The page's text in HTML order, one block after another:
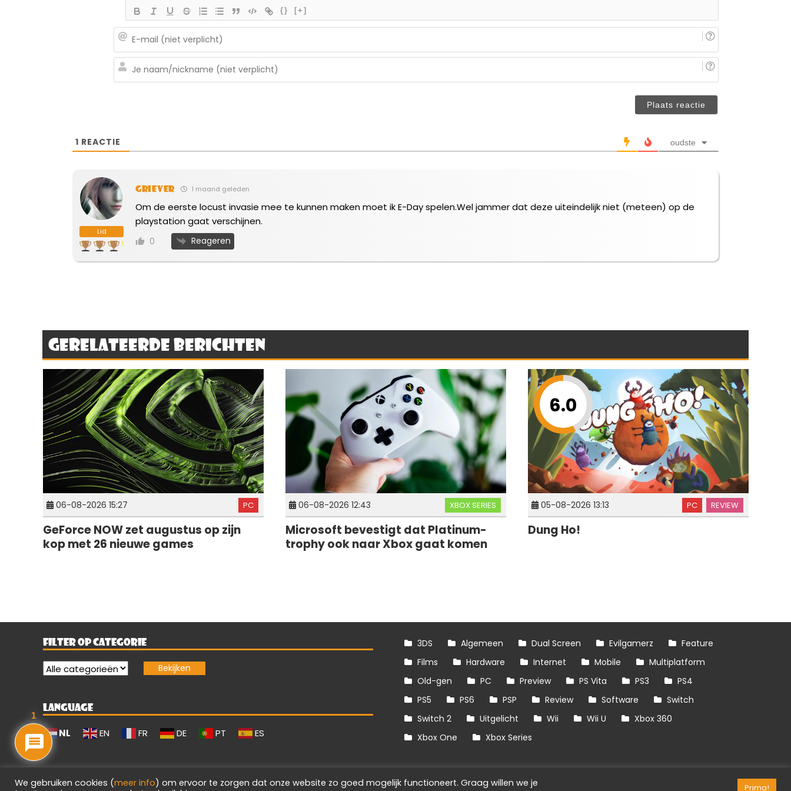
{} [+]
(niet
1 REACTIE oudste
Lid
Griever 1 maand geleden
Om de eerste locust invasie mee te kunnen maken moet ik E-Day spelen.Wel jammer dat deze uiteindelijk niet (meteen) op de
playstation gaat verschijnen.
0 Reageren
Gerelateerde berichten
06-08-2026 15:27 PC
GeForce NOW zet augustus op zijn
kop met 26 nieuwe games
06-08-2026 12:43 XBOX SERIES
Microsoft bevestigt dat Platinum-
trophy ook naar Xbox gaat komen
6.0
05-08-2026 13:13 PC REVIEW
Dung Ho!
FILTER OP CATEGORIE
LANGUAGE
NL EN FR DE PT ES
3DS Algemeen Dual Screen Evilgamerz
Feature
Films
Hardware Internet Mobile
Multiplatform
Old-gen
PC Preview PS Vita PS3
PS4
PS5
PS6 PSP Review Software
Switch
Switch 2
Uitgelicht Wii Wii U
Xbox 360
Xbox One
Xbox Series
We gebruiken cookies (meer info) om ervoor te zorgen dat onze website zo goed mogelijk functioneert. Graag willen we je
Prima!
1